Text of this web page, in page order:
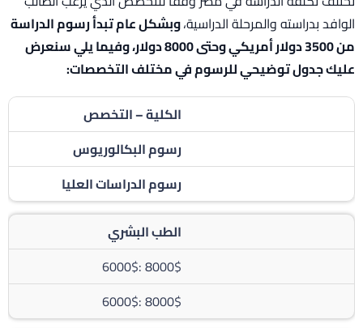
الوافد بدراسته والمرحلة الدراسية،وبشكل عام تبدأ رسوم الدراسة
من 3500 دولار أمريكي وحتى 8000 دولار، وفيما يلي سنعرض
عليك جدول توضيحي للرسوم في مختلف التخصصات:
الكلية – التخصص
رسوم البكالوريوس
رسوم الدراسات العليا
الطب البشري
8000$ :6000$
8000$ :6000$